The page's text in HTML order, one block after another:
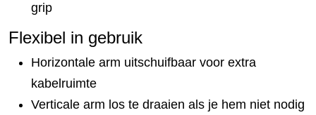
grip
Flexibel in gebruik
Horizontale arm uitschuifbaar voor extra
kabelruimte
Verticale arm los te draaien als je hem niet nodig